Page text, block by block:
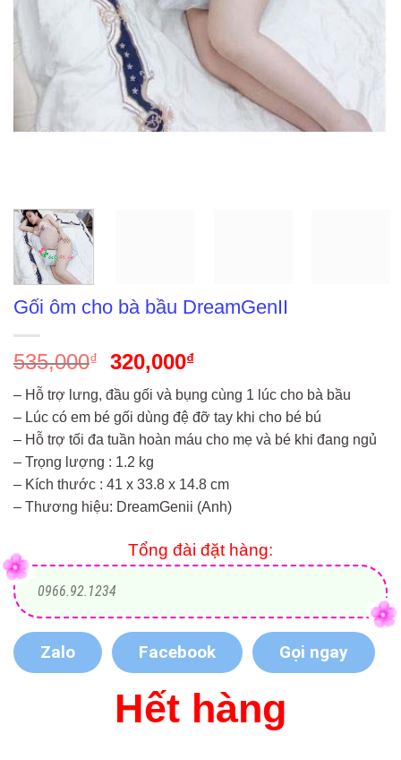
Gối ôm cho bà bầu DreamGenII
535,000₫
Giá
gốc
là:
535,000₫.
320,000₫
hiện
tại
là:
320,000₫.
– Hỗ trợ lưng, đầu gối và bụng cùng 1 lúc cho bà bầu
– Lúc có em bé gối dùng đệ đỡ tay khi cho bé bú
– Hỗ trợ tối đa tuần hoàn máu cho mẹ và bé khi đang ngủ
– Trọng lượng : 1.2 kg
– Kích thước : 41 x 33.8 x 14.8 cm
– Thương hiệu: DreamGenii (Anh)
Tổng đài đặt hàng:
0966.92.1234
Zalo Facebook Gọi ngay
Hết hàng